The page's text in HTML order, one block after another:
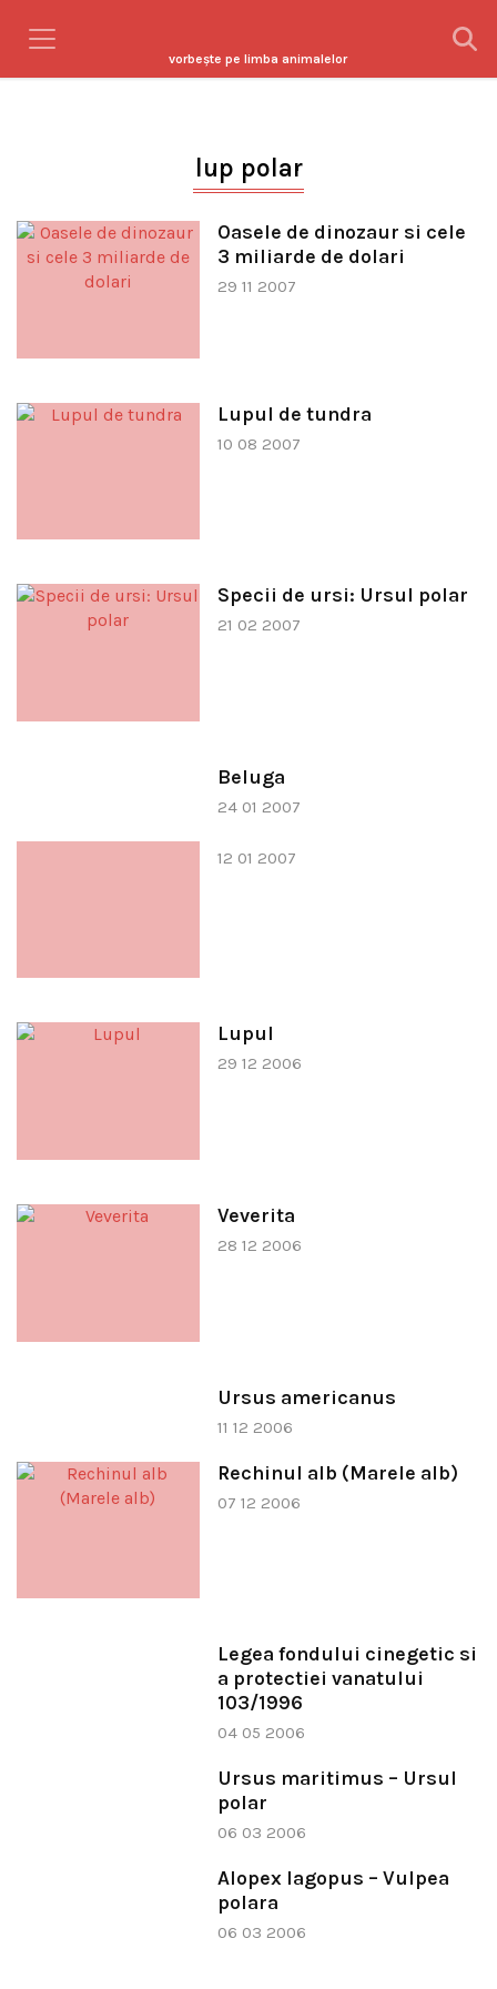
vorbeşte pe limba animalelor
lup polar
Oasele de dinozaur si cele
3 miliarde de dolari
29 11 2007
Lupul de tundra
10 08 2007
Specii de ursi: Ursul polar
21 02 2007
Beluga
24 01 2007
12 01 2007
Lupul
29 12 2006
Veverita
28 12 2006
Ursus americanus
11 12 2006
Rechinul alb (Marele alb)
07 12 2006
Legea fondului cinegetic si
a protectiei vanatului
103/1996
04 05 2006
Ursus maritimus – Ursul
polar
06 03 2006
Alopex lagopus – Vulpea
polara
06 03 2006